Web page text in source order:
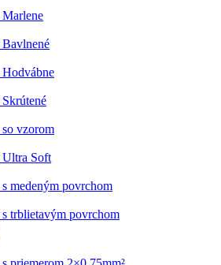
vzorom
Soft
medeným povrchom
trblietavým povrchom